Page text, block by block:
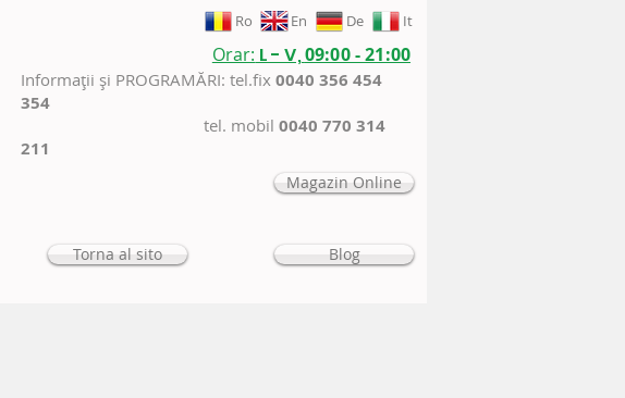
Ro En De It
Orar: L - V,09:00 - 21:00
Informaţii şi PROGRAMĂRI: tel.fix 0040 356 454
354
tel. mobil 0040 770 314
211
Magazin Online
Torna al sito Blog